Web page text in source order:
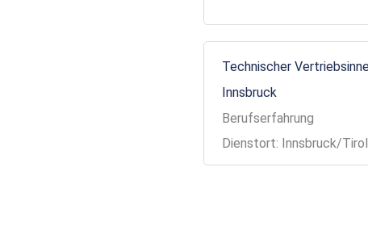
Technischer
Innsbruck
Berufserfahrung
Dienstort: Innsbruck/